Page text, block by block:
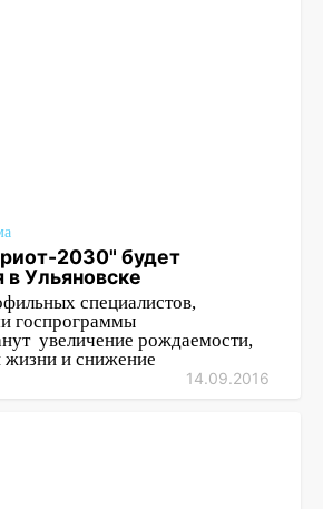
2030" будет
Ульяновске
специалистов,
госпрограммы
увеличение рождаемости,
жизни и снижение
14.09.2016